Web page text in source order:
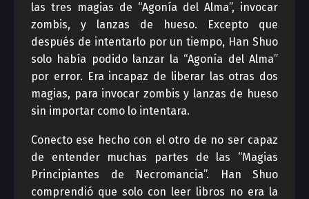
las tres magias de “Agonía del Alma”, invocar
zombis, y lanzas de hueso. Excepto que
después de intentarlo por un tiempo, Han Shuo
solo había podido lanzar la “Agonía del Alma”
por error. Era incapaz de liberar las otras dos
magias, para invocar zombis y lanzas de hueso
sin importar como lo intentara.
Conecto ese hecho con el otro de no ser capaz
de entender muchas partes de las “Magias
Principiantes de Necromancia”. Han Shuo
comprendió que solo con leer libros no era la